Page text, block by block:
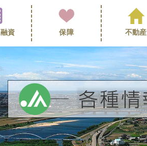
融資 保障 不動産